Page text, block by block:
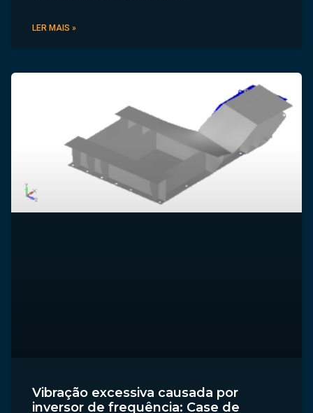
LER MAIS »
Vibração excessiva causada por
inversor de frequência: Case de